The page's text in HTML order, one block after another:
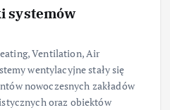
systemów
Ventilation, Air
wentylacyjne stały się
nowoczesnych zakładów
oraz obiektów